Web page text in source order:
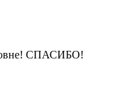
СПАСИБО!